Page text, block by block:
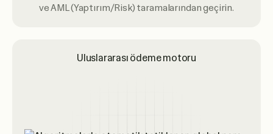
ve AML (Yaptırım/Risk) taramalarından geçirin.
Uluslararası ödeme motoru